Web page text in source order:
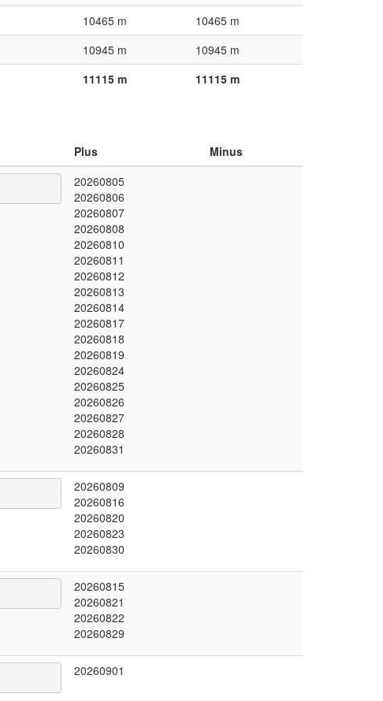
10465 m
10465 m
10945 m
10945 m
11115 m 11115 m
Plus
Minus
20260805
20260806
20260807
20260808
20260810
20260811
20260812
20260813
20260814
20260817
20260818
20260819
20260824
20260825
20260826
20260827
20260828
20260831
20260809
20260816
20260820
20260823
20260830
20260815
20260821
20260822
20260829
20260901